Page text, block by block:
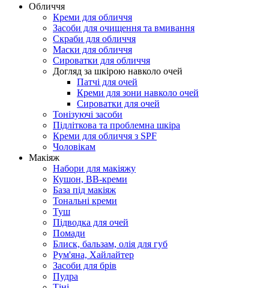
Обличчя
Креми для обличчя
Засоби для очищення та вмивання
Скраби для обличчя
Маски для обличчя
Сироватки для обличчя
Догляд за шкірою навколо очей
Патчі для очей
Креми для зони навколо очей
Сироватки для очей
Тонізуючі засоби
Підліткова та проблемна шкіра
Креми для обличчя з SPF
Чоловікам
Макіяж
Набори для макіяжу
Кушон, BB-креми
База під макіяж
Тональні креми
Туш
Підводка для очей
Помади
Блиск, бальзам, олія для губ
Рум'яна, Хайлайтер
Засоби для брів
Пудра